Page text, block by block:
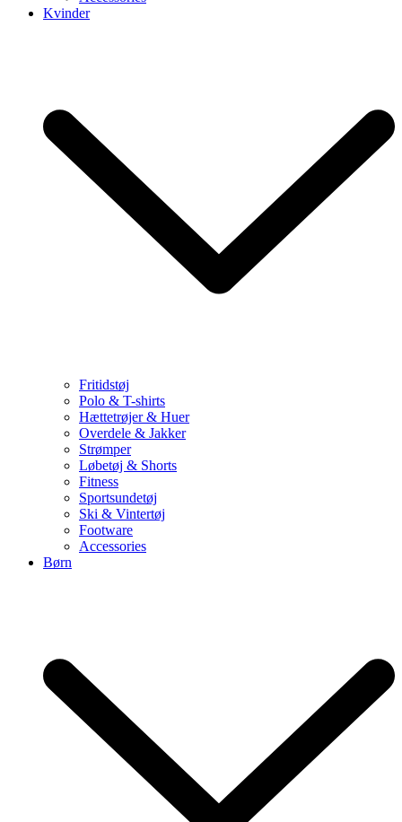
Kvinder
Fritidstøj
Polo & T-shirts
Hættetrøjer & Huer
Overdele & Jakker
Strømper
Løbetøj & Shorts
Fitness
Sportsundetøj
Ski & Vintertøj
Footware
Accessories
Børn